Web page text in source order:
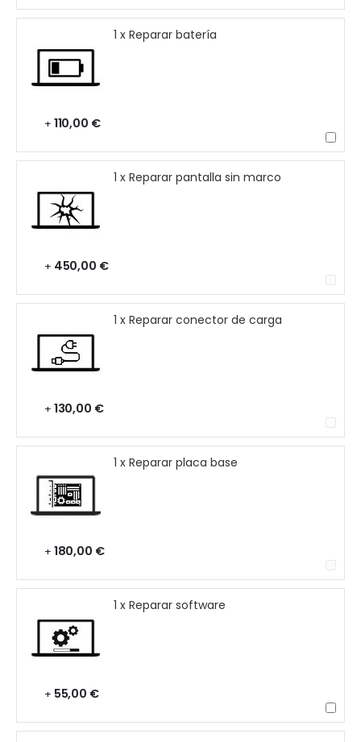
1 x Reparar batería
+ 110,00 €
1 x Reparar pantalla sin marco
+ 450,00 €
1 x Reparar conector de carga
+ 130,00 €
1 x Reparar placa base
+ 180,00 €
1 x Reparar software
+ 55,00 €